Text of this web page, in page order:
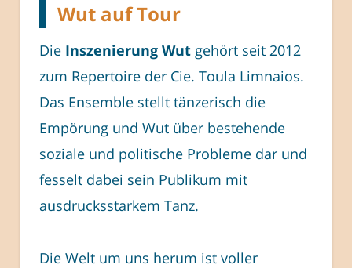
Wut auf Tour
Die Inszenierung Wut gehört seit 2012
zum Repertoire der Cie. Toula Limnaios.
Das Ensemble stellt tänzerisch die
Empörung und Wut über bestehende
soziale und politische Probleme dar und
fesselt dabei sein Publikum mit
ausdrucksstarkem Tanz.
Die Welt um uns herum ist voller